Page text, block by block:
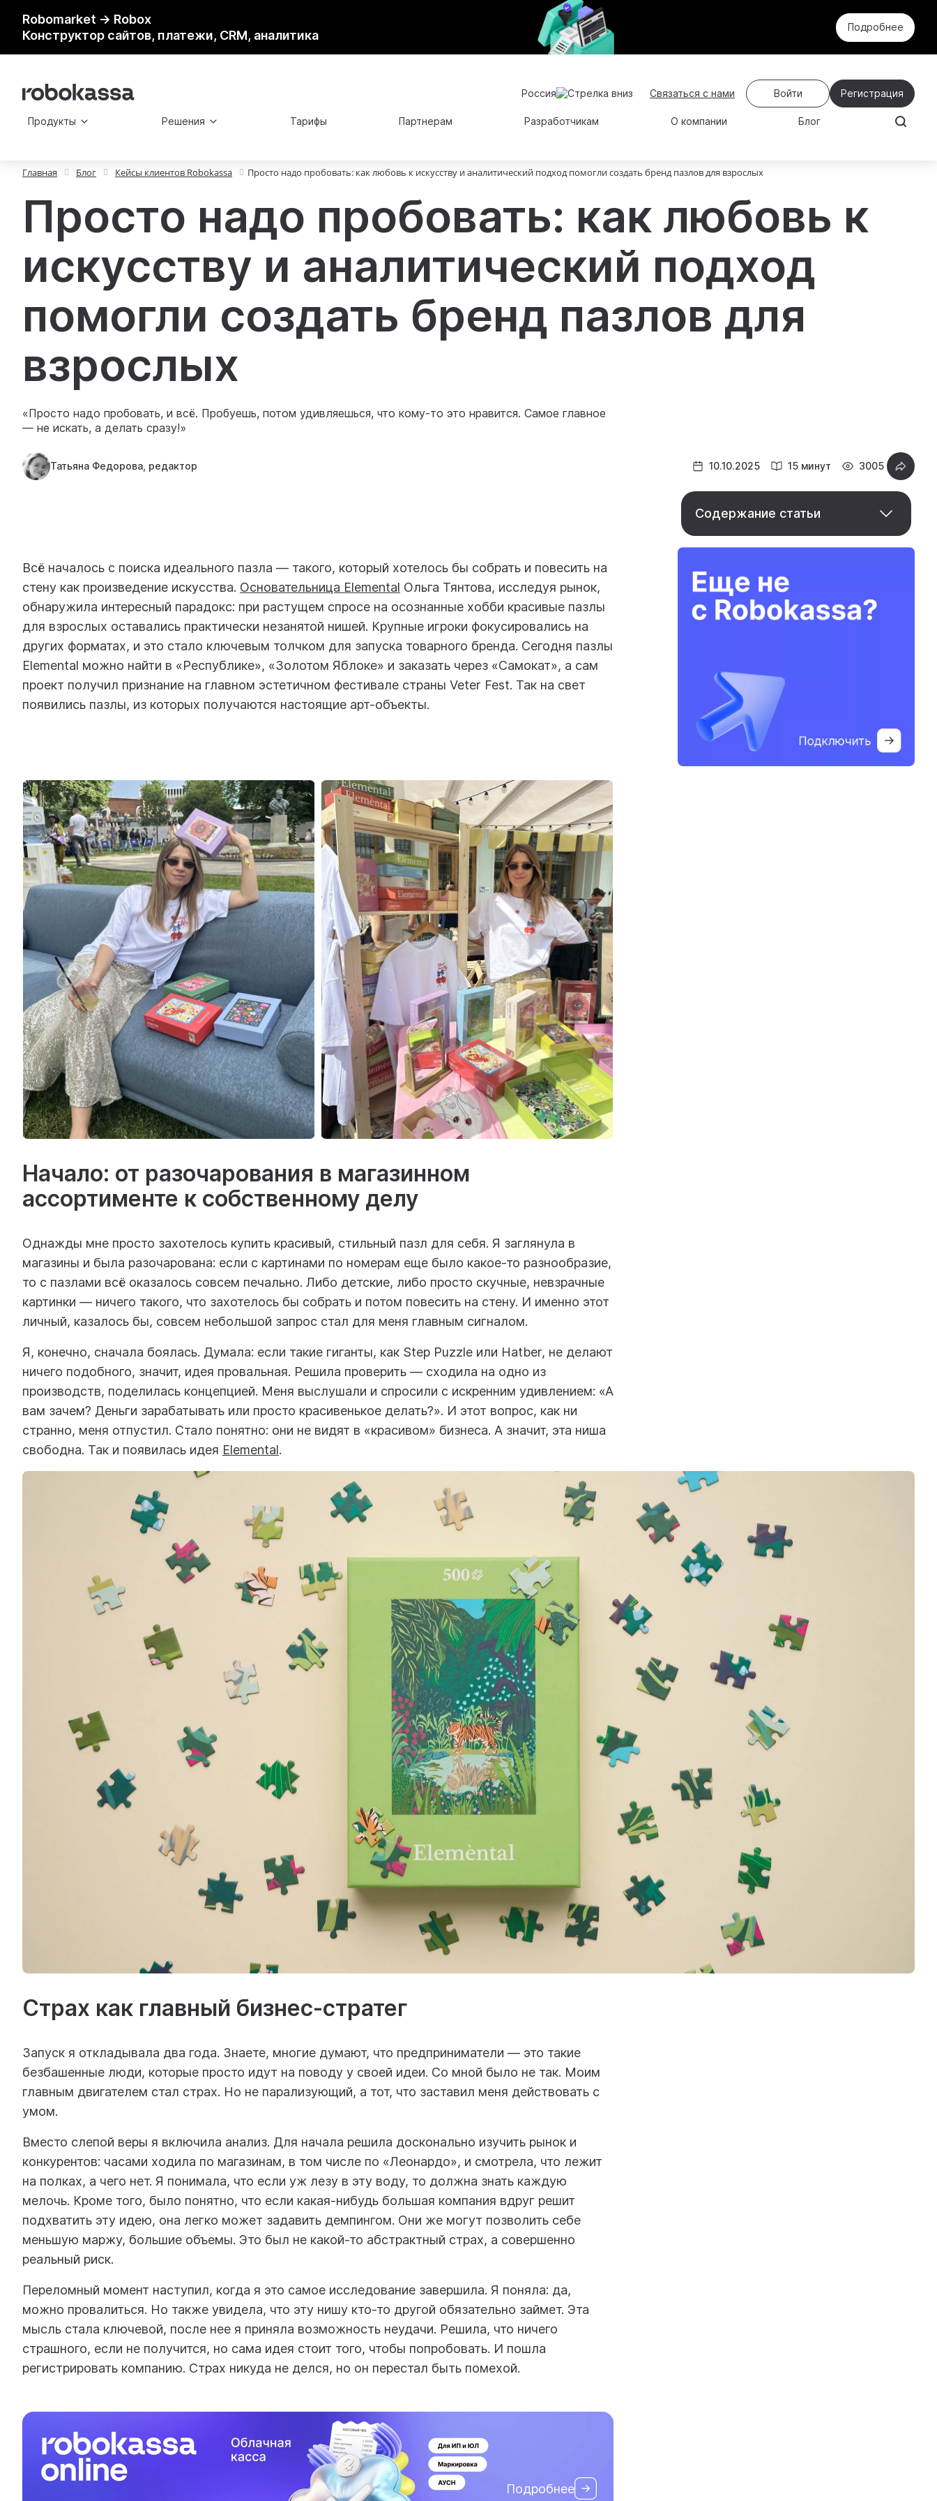
Robomarket → Robox
Конструктор сайтов, платежи, CRM, аналитика
Подробнее
Россия Связаться с нами Войти Регистрация
Продукты Решения Тарифы Партнерам Разработчикам О компании Блог
Главная Блог Кейсы клиентов Robokassa ​​Просто надо пробовать: как любовь к искусству и аналитический подход помогли создать бренд пазлов для взрослых
​​Просто надо пробовать: как любовь к
искусству и аналитический подход
помогли создать бренд пазлов для
взрослых
«Просто надо пробовать, и всё. Пробуешь, потом удивляешься, что кому-то это нравится. Самое главное
— не искать, а делать сразу!»
Татьяна Федорова, редактор 10.10.2025 15 минут 3005
Содержание статьи
Всё началось с поиска идеального пазла — такого, который хотелось бы собрать и повесить на
стену как произведение искусства. Основательница Elemental Ольга Тянтова, исследуя рынок,
обнаружила интересный парадокс: при растущем спросе на осознанные хобби красивые пазлы
для взрослых оставались практически незанятой нишей. Крупные игроки фокусировались на
других форматах, и это стало ключевым толчком для запуска товарного бренда. Сегодня пазлы
Elemental можно найти в «Республике», «Золотом Яблоке» и заказать через «Самокат», а сам
проект получил признание на главном эстетичном фестивале страны Veter Fest. Так на свет
появились пазлы, из которых получаются настоящие арт-объекты.
Начало: от разочарования в магазинном
ассортименте к собственному делу
Однажды мне просто захотелось купить красивый, стильный пазл для себя. Я заглянула в
магазины и была разочарована: если с картинами по номерам еще было какое-то разнообразие,
то с пазлами всё оказалось совсем печально. Либо детские, либо просто скучные, невзрачные
картинки — ничего такого, что захотелось бы собрать и потом повесить на стену. И именно этот
личный, казалось бы, совсем небольшой запрос стал для меня главным сигналом.
Я, конечно, сначала боялась. Думала: если такие гиганты, как Step Puzzle или Hatber, не делают
ничего подобного, значит, идея провальная. Решила проверить — сходила на одно из
производств, поделилась концепцией. Меня выслушали и спросили с искренним удивлением: «А
вам зачем? Деньги зарабатывать или просто красивенькое делать?». И этот вопрос, как ни
странно, меня отпустил. Стало понятно: они не видят в «красивом» бизнеса. А значит, эта ниша
свободна. Так и появилась идея Elemental.
Страх как главный бизнес-стратег
Запуск я откладывала два года. Знаете, многие думают, что предприниматели — это такие
безбашенные люди, которые просто идут на поводу у своей идеи. Со мной было не так. Моим
главным двигателем стал страх. Но не парализующий, а тот, что заставил меня действовать с
умом.
Вместо слепой веры я включила анализ. Для начала решила досконально изучить рынок и
конкурентов: часами ходила по магазинам, в том числе по «Леонардо», и смотрела, что лежит
на полках, а чего нет. Я понимала, что если уж лезу в эту воду, то должна знать каждую
мелочь. Кроме того, было понятно, что если какая-нибудь большая компания вдруг решит
подхватить эту идею, она легко может задавить демпингом. Они же могут позволить себе
меньшую маржу, большие объемы. Это был не какой-то абстрактный страх, а совершенно
реальный риск.
Переломный момент наступил, когда я это самое исследование завершила. Я поняла: да,
можно провалиться. Но также увидела, что эту нишу кто-то другой обязательно займет. Эта
мысль стала ключевой, после нее я приняла возможность неудачи. Решила, что ничего
страшного, если не получится, но сама идея стоит того, чтобы попробовать. И пошла
регистрировать компанию. Страх никуда не делся, но он перестал быть помехой.
Подробнее